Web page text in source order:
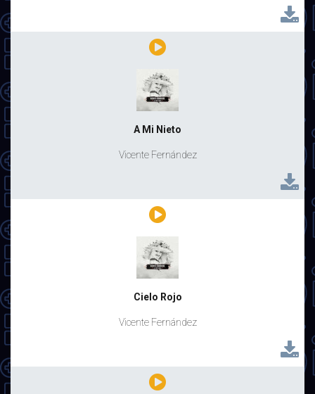
A Mi Nieto
Vicente Fernández
Cielo Rojo
Vicente Fernández